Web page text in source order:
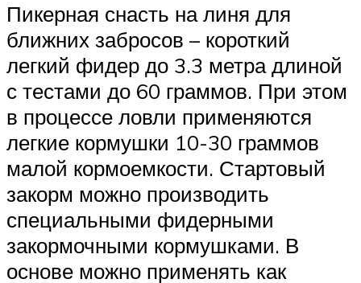
Пикерная снасть на линя для
ближних забросов – короткий
легкий фидер до 3.3 метра длиной
с тестами до 60 граммов. При этом
в процессе ловли применяются
легкие кормушки 10-30 граммов
малой кормоемкости. Стартовый
закорм можно производить
специальными фидерными
закормочными кормушками. В
основе можно применять как